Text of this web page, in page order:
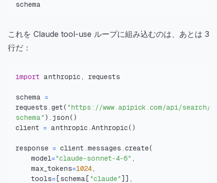
schema
これを Claude tool-use ループに組み込むのは、あとは 3
行だ：
import anthropic ,
schema =
requests .get( "https://www.apipick.com/api/search/
schema" ) . json( )
client = anthropic .Anthropic( )
response = client .messages .create(
    model
="claude-sonnet-4-6" ,
    max_tokens
=1024 ,
    tools
= [schema [ "claude" ] ] ,